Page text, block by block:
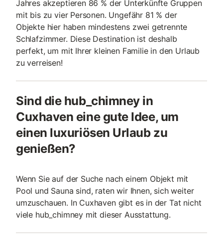
Jahres akzeptieren 86 % der Unterkünfte Gruppen
mit bis zu vier Personen. Ungefähr 81 % der
Objekte hier haben mindestens zwei getrennte
Schlafzimmer. Diese Destination ist deshalb
perfekt, um mit Ihrer kleinen Familie in den Urlaub
zu verreisen!
Sind die hub_chimney in
Cuxhaven eine gute Idee, um
einen luxuriösen Urlaub zu
genießen?
Wenn Sie auf der Suche nach einem Objekt mit
Pool und Sauna sind, raten wir Ihnen, sich weiter
umzuschauen. In Cuxhaven gibt es in der Tat nicht
viele hub_chimney mit dieser Ausstattung.